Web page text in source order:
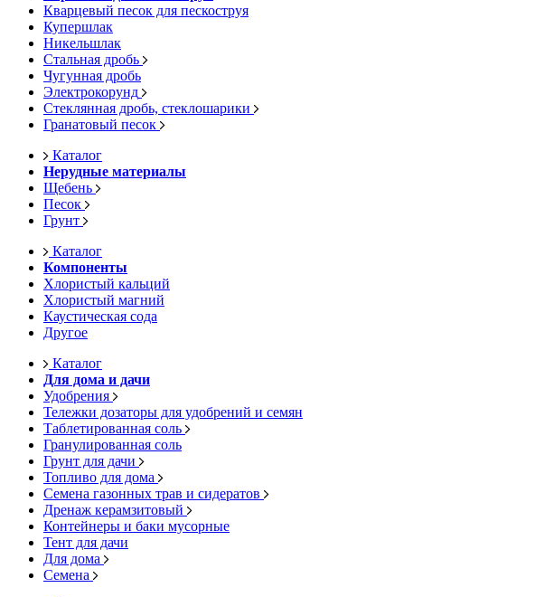
Кварцевый песок для пескоструя
Купершлак
Никельшлак
Стальная дробь
Чугунная дробь
Электрокорунд
Стеклянная дробь, стеклошарики
Гранатовый песок
Каталог
Нерудные материалы
Щебень
Песок
Грунт
Каталог
Компоненты
Хлористый кальций
Хлористый магний
Каустическая сода
Другое
Каталог
Для дома и дачи
Удобрения
Тележки дозаторы для удобрений и семян
Таблетированная соль
Гранулированная соль
Грунт для дачи
Топливо для дома
Семена газонных трав и сидератов
Дренаж керамзитовый
Контейнеры и баки мусорные
Тент для дачи
Для дома
Семена